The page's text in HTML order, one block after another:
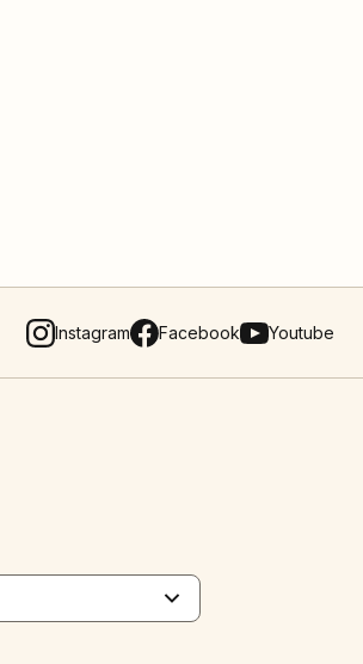
Instagram Facebook Youtube